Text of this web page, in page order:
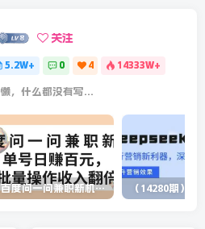
关注
5.2W+ 0 4 14333W+
，什么都没有写...
百度问一问兼职新机遇，单号日赚百元，批量操作收入翻倍